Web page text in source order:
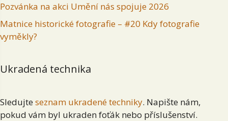
Pozvánka na akci Umění nás spojuje 2026
Matnice historické fotografie – #20 Kdy fotografie
vyměkly?
Ukradená technika
Sledujte seznam ukradené techniky. Napište nám,
pokud vám byl ukraden foťák nebo příslušenství.